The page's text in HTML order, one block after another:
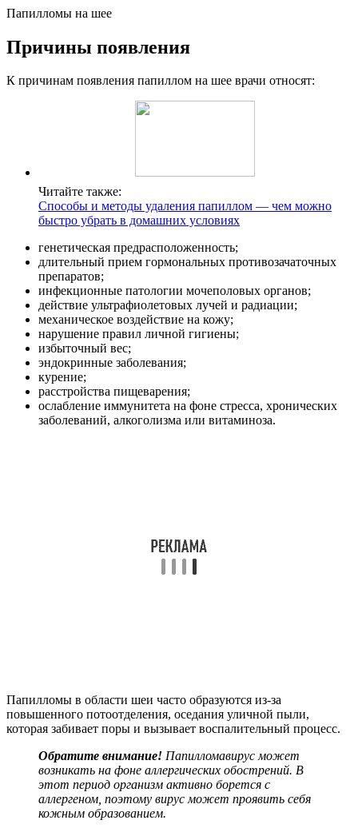
Папилломы на шее
Причины появления
К причинам появления папиллом на шее врачи относят:
Читайте также:
Способы и методы удаления папиллом — чем можно
быстро убрать в домашних условиях
генетическая предрасположенность;
длительный прием гормональных противозачаточных
препаратов;
инфекционные патологии мочеполовых органов;
действие ультрафиолетовых лучей и радиации;
механическое воздействие на кожу;
нарушение правил личной гигиены;
избыточный вес;
эндокринные заболевания;
курение;
расстройства пищеварения;
ослабление иммунитета на фоне стресса, хронических
заболеваний, алкоголизма или витаминоза.
Папилломы в области шеи часто образуются из-за
повышенного потоотделения, оседания уличной пыли,
которая забивает поры и вызывает воспалительный процесс.
Обратите внимание! Папилломавирус может
возникать на фоне аллергических обострений. В
этот период организм активно борется с
аллергеном, поэтому вирус может проявить себя
кожным образованием.